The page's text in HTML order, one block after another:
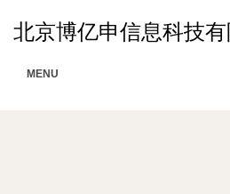
北京博亿申信息科技有
MENU